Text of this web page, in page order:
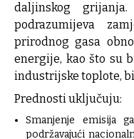
daljinskog
podrazumijeva
prirodnog gasa
energije, kao što su
industrijske toplote,
Prednosti uključuju:
Smanjenje emisija
podržavajući